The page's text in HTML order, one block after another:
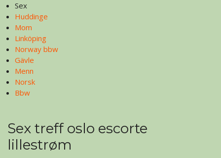
Sex
Huddinge
Mom
Linköping
Norway bbw
Gävle
Menn
Norsk
Bbw
Sex treff oslo escorte
lillestrøm